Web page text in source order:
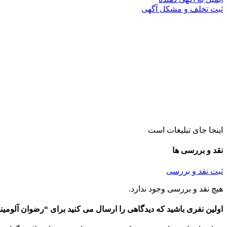
ثبت تخلف و مشکل آگهی
اینجا جای تبلیغات است
نقد و بررسی ها
ثبت نقد و بررسی
هیچ نقد و بررسی وجود ندارد.
اولین نفری باشید که دیدگاهی را ارسال می کنید برای “رضوان